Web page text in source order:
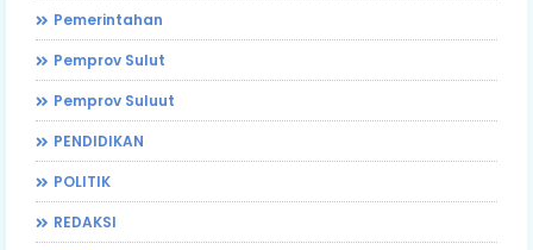
Pemerintahan
Pemprov Sulut
Pemprov Suluut
PENDIDIKAN
POLITIK
REDAKSI